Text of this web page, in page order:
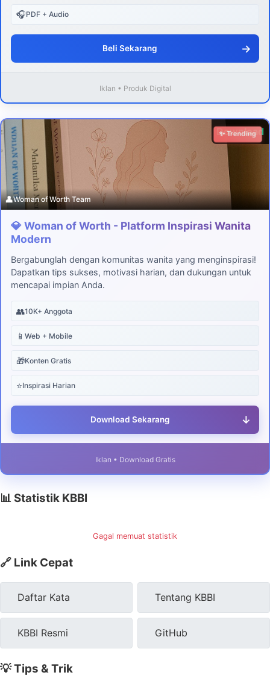
🎧PDF + Audio
Beli Sekarang →
Iklan • Produk Digital
Download
✨ Trending
👤Woman of Worth Team
💎 Woman of Worth - Platform Inspirasi Wanita
Modern
Bergabunglah dengan komunitas wanita yang menginspirasi!
Dapatkan tips sukses, motivasi harian, dan dukungan untuk
mencapai impian Anda.
👥10K+ Anggota
📱 Web + Mobile
🎁Konten Gratis
⭐Inspirasi Harian
Download Sekarang ↓
Iklan • Download Gratis
📊 Statistik KBBI
Gagal memuat statistik
🔗 Link Cepat
Daftar Kata Tentang KBBI
KBBI Resmi GitHub
💡 Tips & Trik